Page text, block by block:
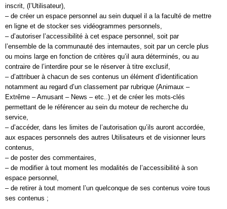
inscrit, (l’Utilisateur),
– de créer un espace personnel au sein duquel il a la faculté de mettre
en ligne et de stocker ses vidéogrammes personnels,
– d’autoriser l’accessibilité à cet espace personnel, soit par
l’ensemble de la communauté des internautes, soit par un cercle plus
ou moins large en fonction de critères qu’il aura déterminés, ou au
contraire de l’interdire pour se le réserver à titre exclusif,
– d’attribuer à chacun de ses contenus un élément d’identification
notamment au regard d’un classement par rubrique (Animaux –
Extrême – Amusant – News – etc..) et de créer les mots-clés
permettant de le référencer au sein du moteur de recherche du
service,
– d’accéder, dans les limites de l’autorisation qu’ils auront accordée,
aux espaces personnels des autres Utilisateurs et de visionner leurs
contenus,
– de poster des commentaires,
– de modifier à tout moment les modalités de l’accessibilité à son
espace personnel,
– de retirer à tout moment l’un quelconque de ses contenus voire tous
ses contenus ;